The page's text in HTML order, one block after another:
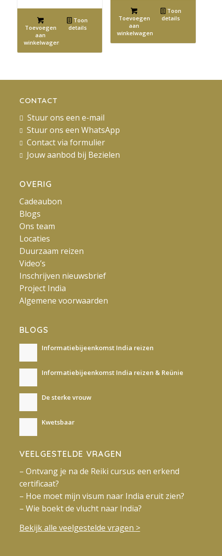
Toevoegen
aan
winkelwagen
Toon
details
Toevoegen
aan
winkelwagen
Toon
details
CONTACT
Stuur ons een e-mail
Stuur ons een WhatsApp
Contact via formulier
Jouw aanbod bij Bezielen
OVERIG
Cadeaubon
Blogs
Ons team
Locaties
Duurzaam reizen
Video’s
Inschrijven nieuwsbrief
Project India
Algemene voorwaarden
BLOGS
Informatiebijeenkomst India reizen
Informatiebijeenkomst India reizen & Reünie
De sterke vrouw
Kwetsbaar
VEELGESTELDE VRAGEN
– Ontvang je na de Reiki cursus een erkend
certificaat?
– Hoe moet mijn visum naar India eruit zien?
– Wie boekt de vlucht naar India?
Bekijk alle veelgestelde vragen >